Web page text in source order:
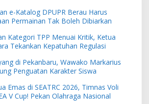
e-Katalog DPUPR Berau Harus
Permainan Tak Boleh Dibiarkan
Kategori TPP Menuai Kritik, Ketua
Tekankan Kepatuhan Regulasi
di Pekanbaru, Wawako Markarius
Penguatan Karakter Siswa
Emas di SEATRC 2026, Timnas Voli
V Cup! Pekan Olahraga Nasional